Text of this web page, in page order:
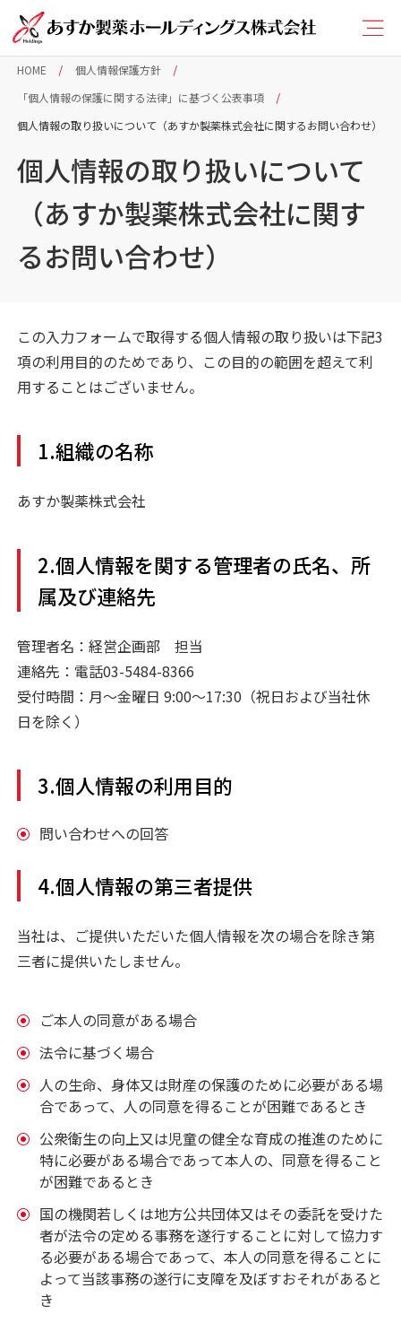
HOME
個人情報保護方針
「個人情報の保護に関する法律」に基づく公表事項
個人情報の取り扱いについて（あすか製薬株式会社に関するお問い合わせ）
個人情報の取り扱いについて
（あすか製薬株式会社に関す
るお問い合わせ）
この入力フォームで取得する個人情報の取り扱いは下記3
項の利用目的のためであり、この目的の範囲を超えて利
用することはございません。
1.組織の名称
あすか製薬株式会社
2.個人情報を関する管理者の氏名、所
属及び連絡先
管理者名：経営企画部 担当
連絡先：電話03-5484-8366
受付時間：月～金曜日 9:00～17:30（祝日および当社休
日を除く）
3.個人情報の利用目的
問い合わせへの回答
4.個人情報の第三者提供
当社は、ご提供いただいた個人情報を次の場合を除き第
三者に提供いたしません。
ご本人の同意がある場合
法令に基づく場合
人の生命、身体又は財産の保護のために必要がある場
合であって、人の同意を得ることが困難であるとき
公衆衛生の向上又は児童の健全な育成の推進のために
特に必要がある場合であって本人の、同意を得ること
が困難であるとき
国の機関若しくは地方公共団体又はその委託を受けた
者が法令の定める事務を遂行することに対して協力す
る必要がある場合であって、本人の同意を得ることに
よって当該事務の遂行に支障を及ぼすおそれがあると
き